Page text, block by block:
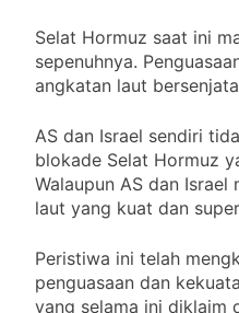
Selat Hormuz saat ini
sepenuhnya.
angkatan laut
AS dan Israel sendiri
blokade Selat Hormuz
Walaupun AS dan
laut yang kuat dan
Peristiwa ini telah
penguasaan dan
yang selama ini diklaim